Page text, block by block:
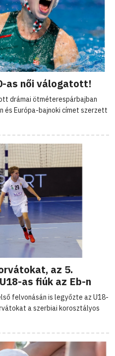
as női válogatott!
drámai ötméterespárbajban
és Európa-bajnoki címet szerzett
az 5.
as fiúk az Eb-n
felvonásán is legyőzte az U18-
a szerbiai korosztályos